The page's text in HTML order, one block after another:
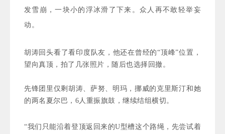
发雪崩，一块小的浮冰滑了下来。众人再不敢轻举妄
动。
胡涛回头看了看印度队友，他还在曾经的“顶峰”位置，
望向真顶，拍了几张照片，随后也选择回撤。
先锋团里仅剩胡涛、萨努、明玛，挪威的克里斯汀和她
的两名夏尔巴，6人重振旗鼓，继续结组横切。
“我们只能沿着登顶返回来的U型槽这个路绳，先尝试着